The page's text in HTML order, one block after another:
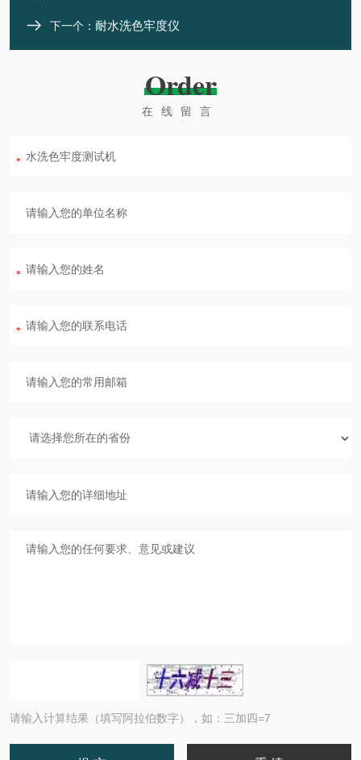
下一个： 耐水洗色牢度仪
Order
在线留言
请输入计算结果（填写阿拉伯数字），如：三加四=7